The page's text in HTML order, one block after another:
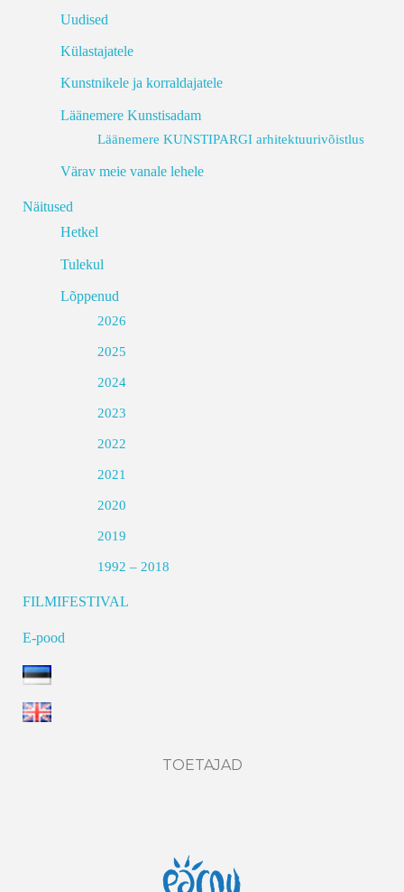
Uudised
Külastajatele
Kunstnikele ja korraldajatele
Läänemere Kunstisadam
Läänemere KUNSTIPARGI arhitektuurivõistlus
Värav meie vanale lehele
Näitused
Hetkel
Tulekul
Lõppenud
2026
2025
2024
2023
2022
2021
2020
2019
1992 – 2018
FILMIFESTIVAL
E-pood
TOETAJAD